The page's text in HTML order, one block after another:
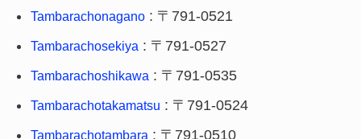
Tambarachonagano : 〒791-0521
Tambarachosekiya : 〒791-0527
Tambarachoshikawa : 〒791-0535
Tambarachotakamatsu : 〒791-0524
Tambarachotambara : 〒791-0510